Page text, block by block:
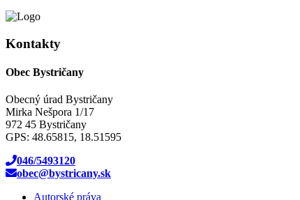
Kontakty
Obec Bystričany
Obecný úrad Bystričany
Mirka Nešpora 1/17
972 45 Bystričany
GPS: 48.65815, 18.51595
046/5493120
obec@bystricany.sk
Autorské práva